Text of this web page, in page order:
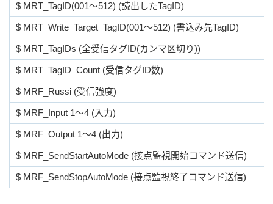
$ MRT_TagID(001～512) (読出したTagID)
$ MRT_Write_Target_TagID(001～512) (書込み先TagID)
$ MRT_TagIDs (全受信タグID(カンマ区切り))
$ MRT_TagID_Count (受信タグID数)
$ MRF_Russi (受信強度)
$ MRF_Input 1～4 (入力)
$ MRF_Output 1～4 (出力)
$ MRF_SendStartAutoMode (接点監視開始コマンド送信)
$ MRF_SendStopAutoMode (接点監視終了コマンド送信)